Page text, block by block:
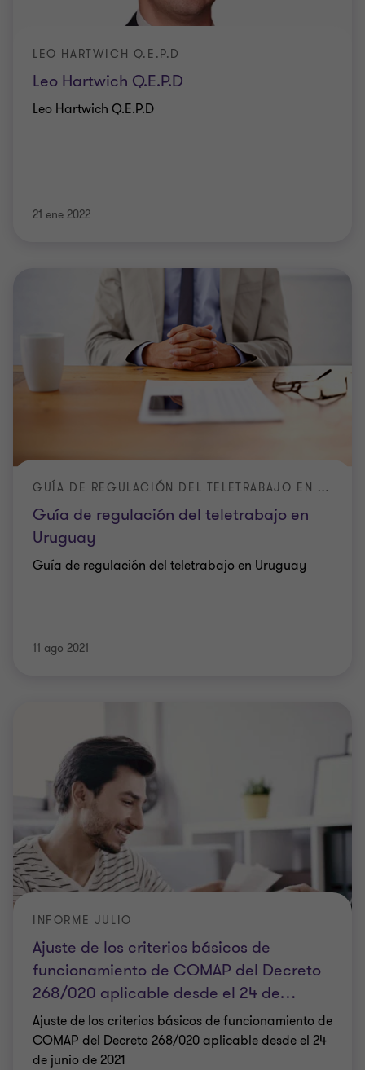
Leo Hartwich Q.E.P.D
LEO HARTWICH Q.E.P.D
Leo Hartwich Q.E.P.D
21 ene 2022
Guía de regulación del teletrabajo en
Uruguay
GUÍA DE REGULACIÓN DEL TELETRABAJO EN URUGUAY
Guía de regulación del teletrabajo en Uruguay
11 ago 2021
Ajuste de los criterios básicos de
funcionamiento de COMAP del Decreto
268/020 aplicable desde el 24 de…
INFORME JULIO
Ajuste de los criterios básicos de funcionamiento de
COMAP del Decreto 268/020 aplicable desde el 24
de junio de 2021